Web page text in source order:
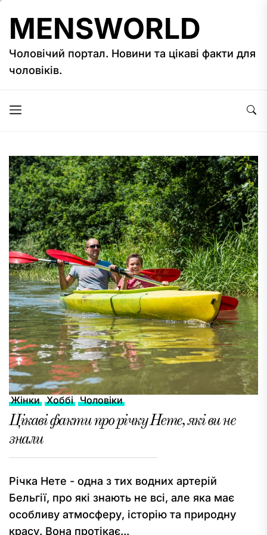
до
вмісту
MENSWORLD
Чоловічий портал. Новини та цікаві факти для
чоловіків.
Жінки Хоббі Чоловіки
Цікаві факти про річку Нете, які ви не
знали
Річка Нете - одна з тих водних артерій
Бельгії, про які знають не всі, але яка має
особливу атмосферу, історію та природну
красу. Вона протікає...